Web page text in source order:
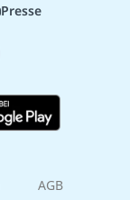
Presse
AGB